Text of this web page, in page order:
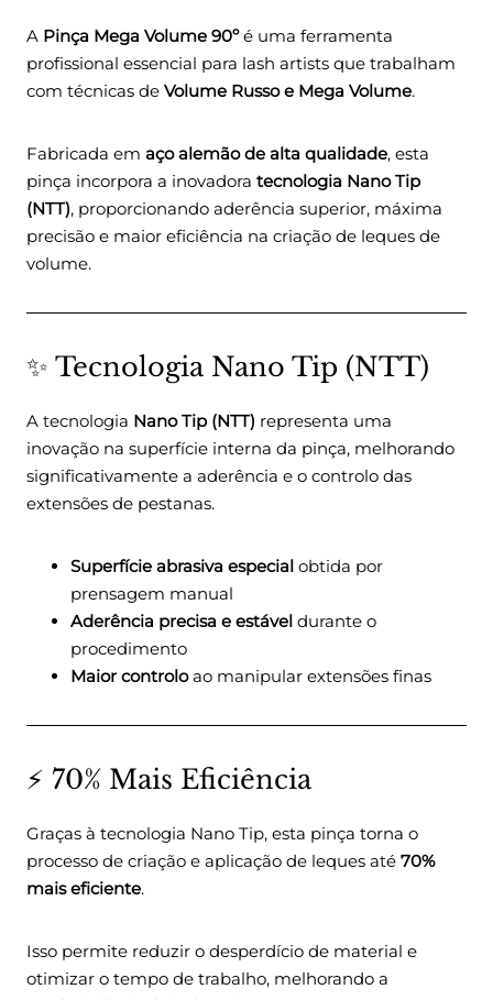
A Pinça Mega Volume 90ºé uma ferramenta
profissional essencial para lash artists que trabalham
com técnicas de Volume Russo e Mega Volume.
Fabricada em aço alemão de alta qualidade, esta
pinça incorpora a inovadora tecnologia Nano Tip
(NTT), proporcionando aderência superior, máxima
precisão e maior eficiência na criação de leques de
volume.
✨ Tecnologia Nano Tip (NTT)
A tecnologia Nano Tip (NTT) representa uma
inovação na superfície interna da pinça, melhorando
significativamente a aderência e o controlo das
extensões de pestanas.
Superfície abrasiva especial obtida por
prensagem manual
Aderência precisa e estável durante o
procedimento
Maior controloao manipular extensões finas
⚡ 70% Mais Eficiência
Graças à tecnologia Nano Tip, esta pinça torna o
processo de criação e aplicação de leques até 70%
mais eficiente.
Isso permite reduzir o desperdício de material e
otimizar o tempo de trabalho, melhorando a